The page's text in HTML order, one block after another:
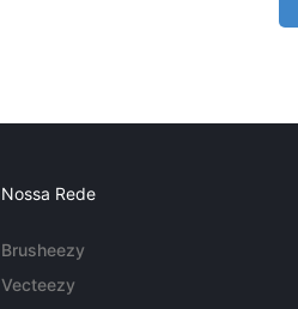
Nossa Rede
Brusheezy
Vecteezy